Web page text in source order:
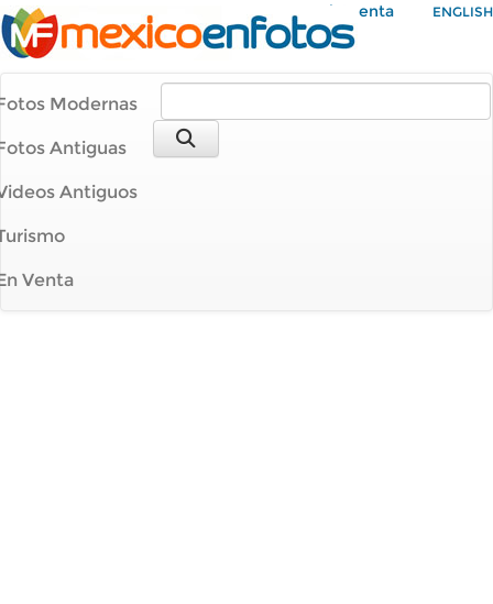
Mi Cuenta ENGLISH
Modernas
Antiguas
Antiguos
Venta